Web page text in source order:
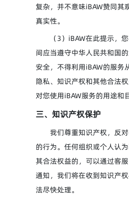
复杂，并不意味iBAW赞同其
真实性。
（3）iBAW在此提示，
间应当遵守中华人民共和国
安全，不得利用iBAW的服务
隐私、知识产权和其他合法
对您使用iBAW服务的用途和
三、知识产权保护
我们尊重知识产权，反
的行为。任何组织或个人认
其合法权益的，可以通过客
通知，我们将在收到知识产
法尽快处理。